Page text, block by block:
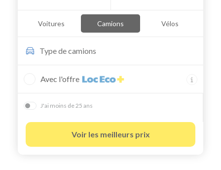
Voitures Camions Vélos
Type decamions
Avec l'offre
J'ai moins de 25 ans
Voir les meilleurs prix